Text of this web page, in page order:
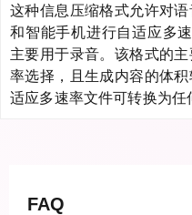
这种信息压缩格式允许对
和智能手机进行自适应多
主要用于录音。该格式的
率选择，且生成内容的体
适应多速率文件可转换为任
FAQ